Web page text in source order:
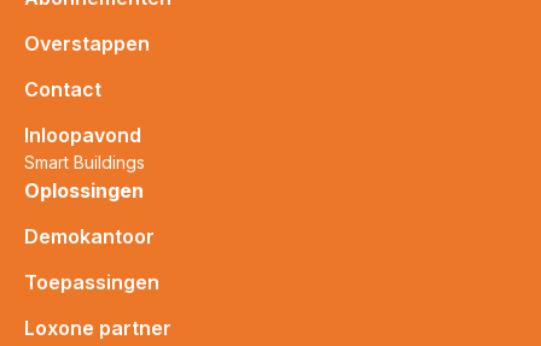
Overstappen
Contact
Inloopavond
Smart Buildings
Oplossingen
Demokantoor
Toepassingen
Loxone partner